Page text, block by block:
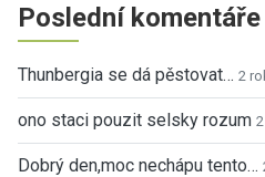
Poslední komentáře
Thunbergia se dá pěstovat… 2
ono staci pouzit selsky rozum
Dobrý den,moc nechápu tento…